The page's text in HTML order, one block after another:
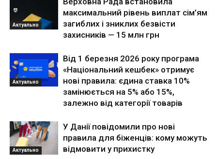
Актуально
максимальний рівень виплат сім’ям
загиблих і зниклих безвісти
захисників — 15 млн грн
Актуально
Від 1 березня 2026 року програма
«Національний кешбек» отримує
нові правила: єдина ставка 10%
замінюється на 5% або 15%,
залежно від категорії товарів
Актуально
У Данії повідомили про нові
правила для біженців: кому можуть
відмовити у прихистку